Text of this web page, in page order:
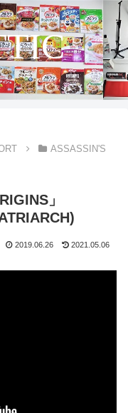
ASSASSIN'S
」
2019.06.26 2021.05.06